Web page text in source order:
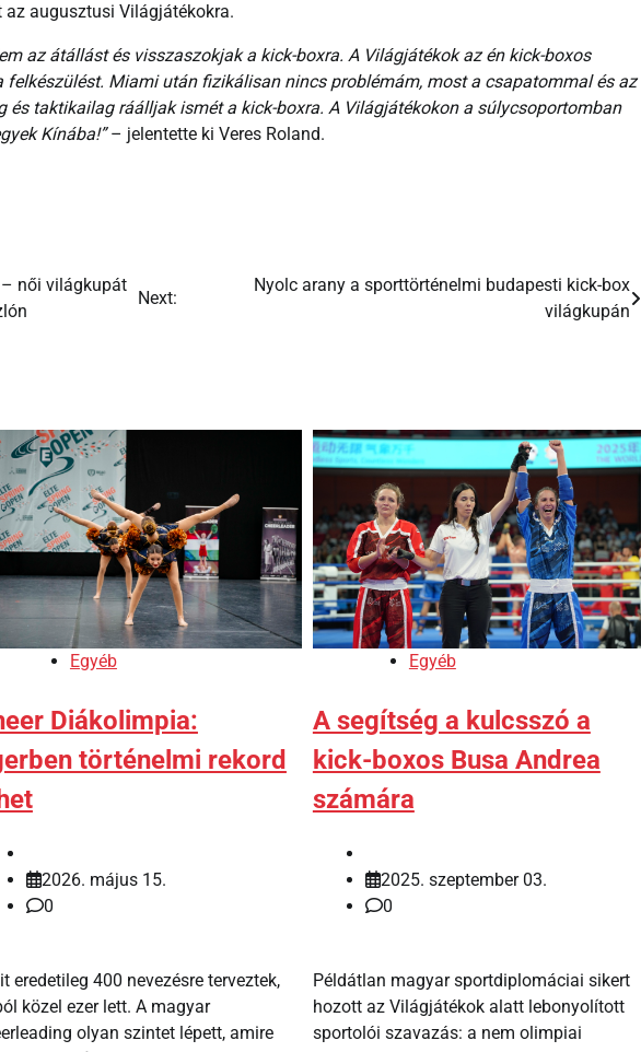
augusztusi Világjátékokra.
az átállást és visszaszokjak a kick-boxra. A Világjátékok az én kick-boxos
Miami után fizikálisan nincs problémám, most a csapatommal és az
taktikailag ráálljak ismét a kick-boxra. A Világjátékokon a súlycsoportomban
Kínába!”– jelentette ki Veres Roland.
női világkupát
Next:
Nyolc arany a sporttörténelmi budapesti kick-box
világkupán
Egyéb
Diákolimpia:
történelmi rekord
2026. május 15.
0
eredetileg 400 nevezésre terveztek,
közel ezer lett. A magyar
olyan szintet lépett, amire
Egyéb
A segítség a kulcsszó a
kick-boxos Busa Andrea
számára
2025. szeptember 03.
0
Példátlan magyar sportdiplomáciai sikert
hozott az Világjátékok alatt lebonyolított
sportolói szavazás: a nem olimpiai